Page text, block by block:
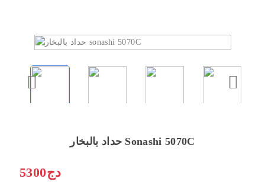
حداد بالبخار Sonashi 5070C
5300دج